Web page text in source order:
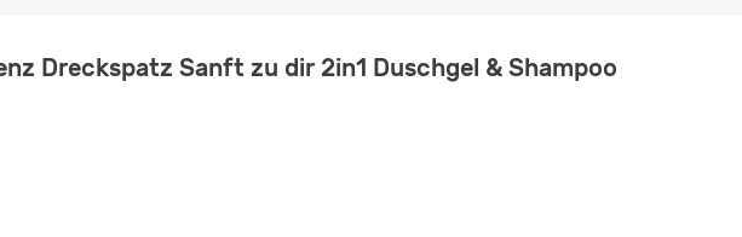
Dreckspatz Sanft zu dir 2in1 Duschgel & Shampoo